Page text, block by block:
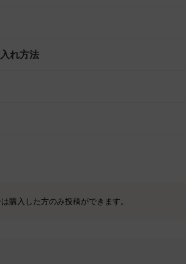
れ方法
購入した方のみ投稿ができます。